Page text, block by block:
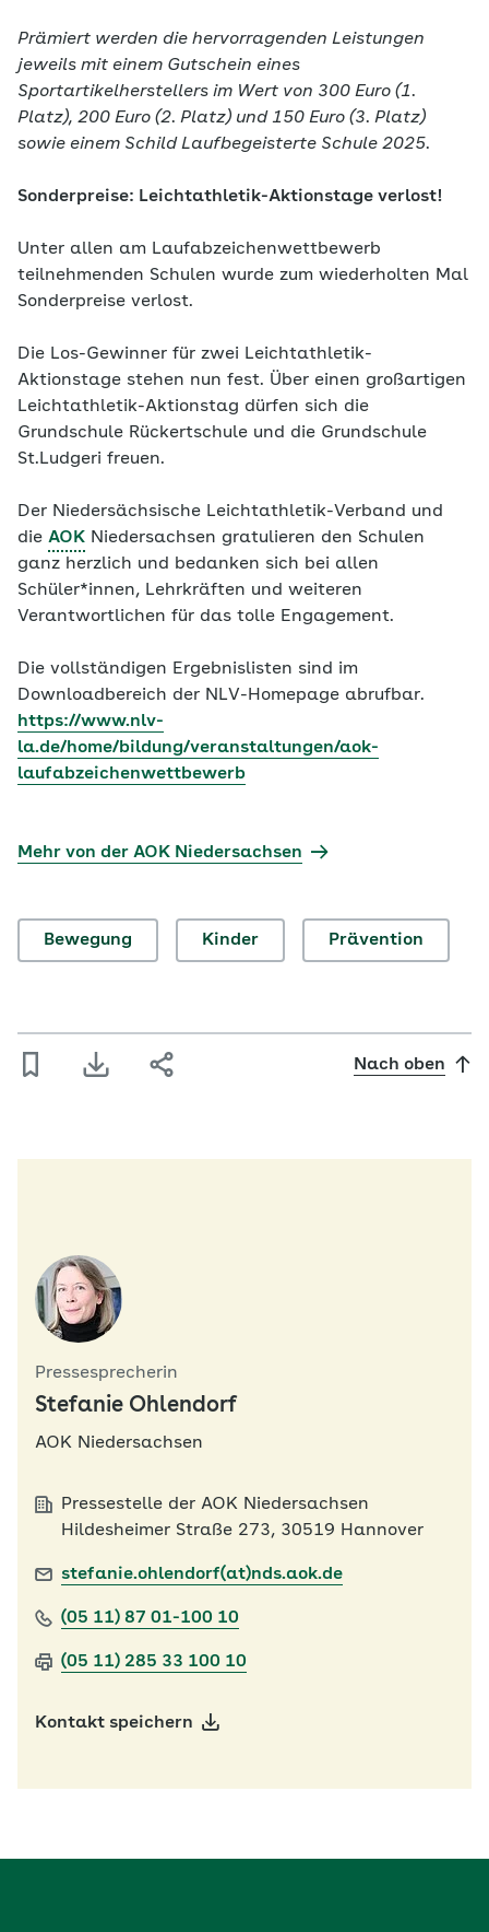
Prämiert werden die hervorragenden Leistungen
jeweils mit einem Gutschein eines
Sportartikelherstellers im Wert von 300 Euro (1.
Platz), 200 Euro (2. Platz) und 150 Euro (3. Platz)
sowie einem Schild Laufbegeisterte Schule 2025.
Sonderpreise: Leichtathletik-Aktionstage verlost!
Unter allen am Laufabzeichenwettbewerb
teilnehmenden Schulen wurde zum wiederholten Mal
Sonderpreise verlost.
Die Los-Gewinner für zwei Leichtathletik-
Aktionstage stehen nun fest. Über einen großartigen
Leichtathletik-Aktionstag dürfen sich die
Grundschule Rückertschule und die Grundschule
St.Ludgeri freuen.
Der Niedersächsische Leichtathletik-Verband und
die AOK Niedersachsen gratulieren den Schulen
ganz herzlich und bedanken sich bei allen
Schüler*innen, Lehrkräften und weiteren
Verantwortlichen für das tolle Engagement.
Die vollständigen Ergebnislisten sind im
Downloadbereich der NLV-Homepage abrufbar.
https://www.nlv-
la.de/home/bildung/veranstaltungen/aok-
laufabzeichenwettbewerb
Mehr von der AOK Niedersachsen
Bewegung Kinder Prävention
Nach oben
Pressesprecherin
Stefanie Ohlendorf
AOK Niedersachsen
Pressestelle der AOK Niedersachsen
Hildesheimer Straße 273, 30519 Hannover
stefanie.ohlendorf(at)nds.aok.de
(05 11) 87 01-100 10
(05 11) 285 33 100 10
Kontakt speichern